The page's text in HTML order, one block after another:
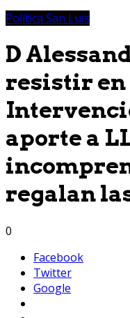
Política San Luis
D
resistir en
aporte a
regalan
0
Facebook
Twitter
Google